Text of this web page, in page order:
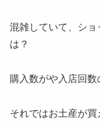
混雑していて、シ
は？
購入数がや入店回数
それではお土産が買